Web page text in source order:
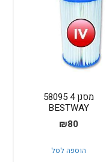
מסנן 4 58095
BESTWAY
₪80
הוספה לסל